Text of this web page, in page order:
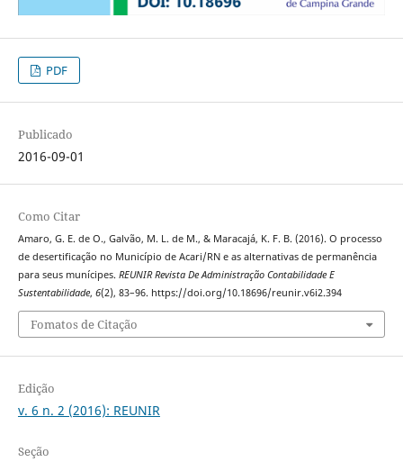
PDF
Publicado
2016-09-01
Como Citar
Amaro, G. E. de O., Galvão, M. L. de M., & Maracajá, K. F. B. (2016). O processo
de desertificação no Município de Acari/RN e as alternativas de permanência
para seus munícipes. REUNIR Revista De Administração Contabilidade E
Sustentabilidade, 6(2), 83–96. https://doi.org/10.18696/reunir.v6i2.394
Fomatos de Citação
Edição
v. 6 n. 2 (2016): REUNIR
Seção